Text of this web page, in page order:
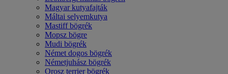
Magyar kutyafajták
Máltai selyemkutya
Mastiff bögrék
Mopsz bögre
Mudi bögrék
Német dogos bögrék
Németjuhász bögrék
Orosz terrier bögrék